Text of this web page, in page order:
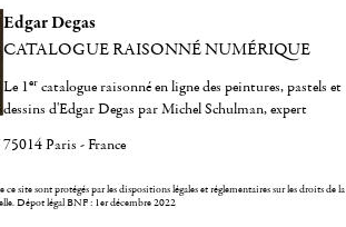
Edgar Degas
CATALOGUE RAISONNÉ NUMÉRIQUE
Le 1er catalogue raisonné en ligne des peintures, pastels et
dessins d'Edgar Degas par Michel Schulman, expert
75014 Paris - France
ce site sont protégés par les dispositions légales et réglementaires sur les droits de la
Dépot légal BNF : 1er décembre 2022